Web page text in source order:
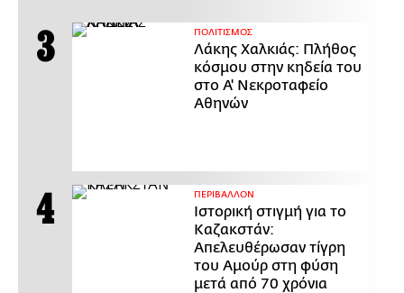
ΠΟΛΙΤΙΣΜΟΣ
Λάκης Χαλκιάς: Πλήθος
κόσμου στην κηδεία του
στο Α' Νεκροταφείο
Αθηνών
ΠΕΡΙΒΑΛΛΟΝ
Ιστορική στιγμή για το
Καζακστάν:
Απελευθέρωσαν τίγρη
του Αμούρ στη φύση
μετά από 70 χρόνια